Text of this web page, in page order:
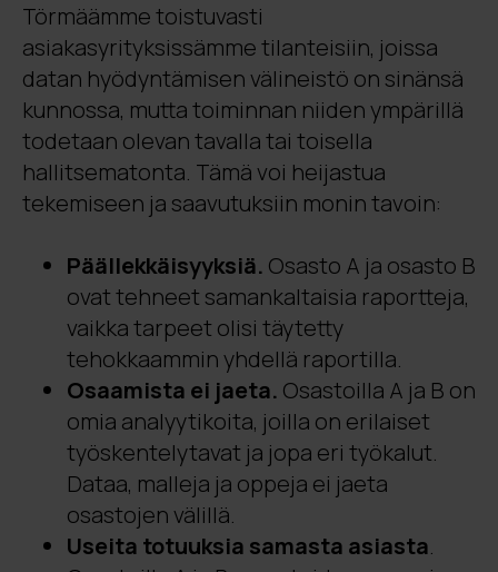
Törmäämme toistuvasti
asiakasyrityksissämme tilanteisiin, joissa
datan hyödyntämisen välineistö on sinänsä
kunnossa, mutta toiminnan niiden ympärillä
todetaan olevan tavalla tai toisella
hallitsematonta. Tämä voi heijastua
tekemiseen ja saavutuksiin monin tavoin:
Päällekkäisyyksiä. Osasto A ja osasto B
ovat tehneet samankaltaisia raportteja,
vaikka tarpeet olisi täytetty
tehokkaammin yhdellä raportilla.
Osaamista ei jaeta. Osastoilla A ja B on
omia analyytikoita, joilla on erilaiset
työskentelytavat ja jopa eri työkalut.
Dataa, malleja ja oppeja ei jaeta
osastojen välillä.
Useita totuuksia samasta asiasta.